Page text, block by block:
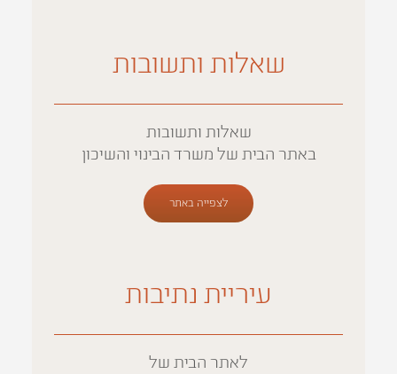
שאלות ותשובות
שאלות ותשובות
באתר הבית של משרד הבינוי והשיכון
לצפייה באתר
עיריית נתיבות
לאתר הבית של